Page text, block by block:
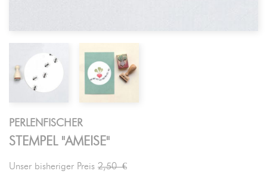
PERLENFISCHER
STEMPEL "AMEISE"
Unser bisheriger Preis 2,50 €